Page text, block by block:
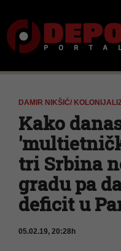
DAMIR NIKŠIĆ/
Kako
tri Srbina
gradu pa
deficit u
05.02.19, 20:28h